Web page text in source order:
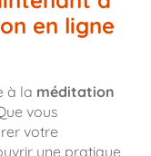
en ligne
à la méditation
vous
votre
une pratique